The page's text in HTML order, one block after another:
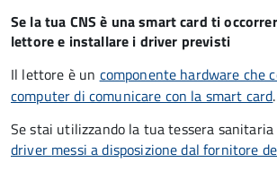
Se la tua CNS è una smart card ti
lettore e installare i driver previsti
Il lettore è un componente hardware che
computer di comunicare con la smart card.
Se stai utilizzando la tua tessera
driver messi a disposizione dal fornitore